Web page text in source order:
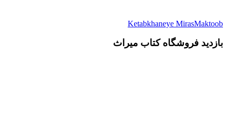
Ketabkhaneye MirasMaktoob
بازدید فروشگاه کتاب میراث